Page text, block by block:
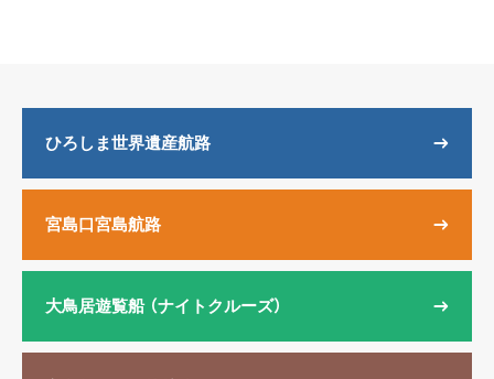
ひろしま世界遺産航路
宮島口宮島航路
大鳥居遊覧船 （ナイトクルーズ）